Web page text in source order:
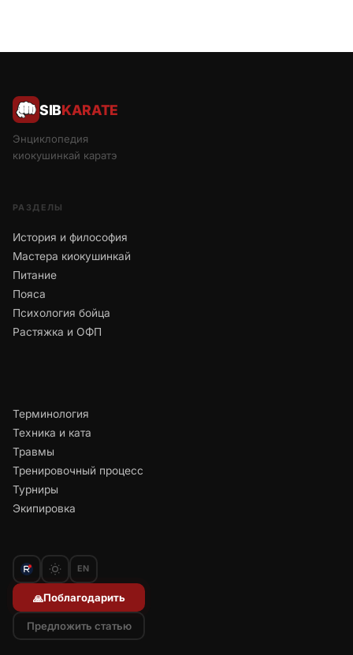
SIBKARATE
Энциклопедия
киокушинкай каратэ
РАЗДЕЛЫ
История и философия
Мастера киокушинкай
Питание
Пояса
Психология бойца
Растяжка и ОФП
Терминология
Техника и ката
Травмы
Тренировочный процесс
Турниры
Экипировка
EN
🙏Поблагодарить
Предложить статью